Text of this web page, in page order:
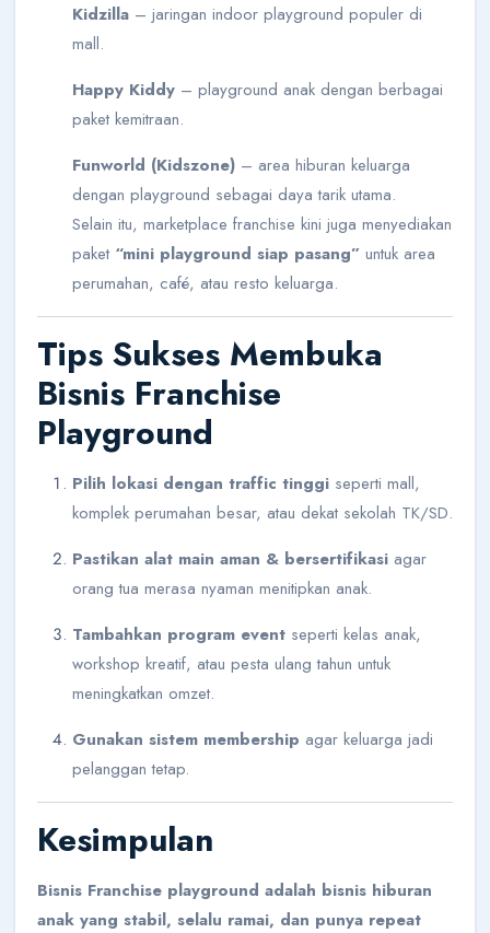
Kidzilla – jaringan indoor playground populer di
mall.
Happy Kiddy – playground anak dengan berbagai
paket kemitraan.
Funworld (Kidszone) – area hiburan keluarga
dengan playground sebagai daya tarik utama.
Selain itu, marketplace franchise kini juga menyediakan
paket “mini playground siap pasang” untuk area
perumahan, café, atau resto keluarga.
Tips Sukses Membuka
Bisnis Franchise
Playground
Pilih lokasi dengan traffic tinggi seperti mall,
komplek perumahan besar, atau dekat sekolah TK/SD.
Pastikan alat main aman & bersertifikasi agar
orang tua merasa nyaman menitipkan anak.
Tambahkan program event seperti kelas anak,
workshop kreatif, atau pesta ulang tahun untuk
meningkatkan omzet.
Gunakan sistem membership agar keluarga jadi
pelanggan tetap.
Kesimpulan
Bisnis Franchise playground adalah bisnis hiburan
anak yang stabil, selalu ramai, dan punya repeat